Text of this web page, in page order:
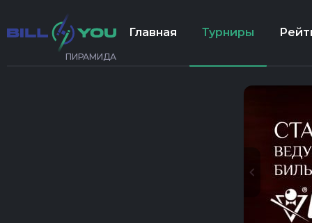
ПИРАМИДА
Главная Турниры